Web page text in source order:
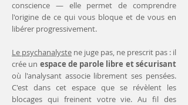
conscience — elle permet de comprendre
l'origine de ce qui vous bloque et de vous en
libérer progressivement.
Le psychanalyste ne juge pas, ne prescrit pas : il
crée un espace de parole libre et sécurisant
où l'analysant associe librement ses pensées.
C'est dans cet espace que se révèlent les
blocages qui freinent votre vie. Au fil des